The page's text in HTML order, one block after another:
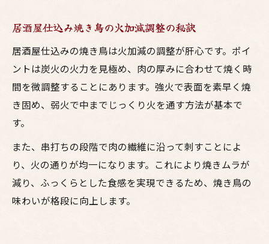
居酒屋仕込み焼き鳥の火加減調整の秘訣
居酒屋仕込みの焼き鳥は火加減の調整が肝心です。ポイ
ントは炭火の火力を見極め、肉の厚みに合わせて焼く時
間を微調整することにあります。強火で表面を素早く焼
き固め、弱火で中までじっくり火を通す方法が基本で
す。
また、串打ちの段階で肉の繊維に沿って刺すことによ
り、火の通りが均一になります。これにより焼きムラが
減り、ふっくらとした食感を実現できるため、焼き鳥の
味わいが格段に向上します。